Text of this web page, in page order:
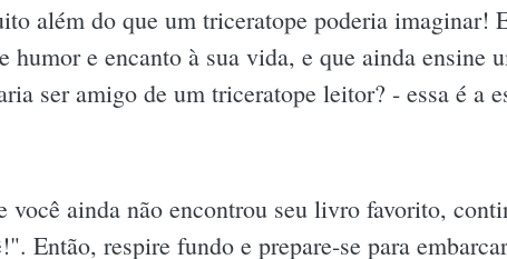
além do que um triceratope poderia imaginar!
e encanto à sua vida, e que ainda ensine
ser amigo de um triceratope leitor? - essa é a
ainda não encontrou seu livro favorito,
Então, respire fundo e prepare-se para